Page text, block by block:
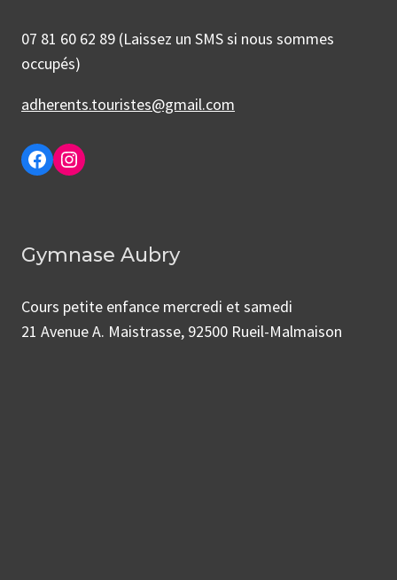
07 81 60 62 89 (Laissez un SMS si nous sommes
occupés)
adherents.touristes@gmail.com
Facebook
Instagram
Gymnase Aubry
Cours petite enfance mercredi et samedi
21 Avenue A. Maistrasse, 92500 Rueil-Malmaison